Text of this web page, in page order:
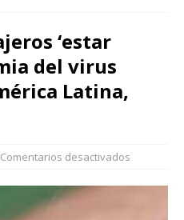
‘estar
del virus
Latina,
Comentarios desactivados